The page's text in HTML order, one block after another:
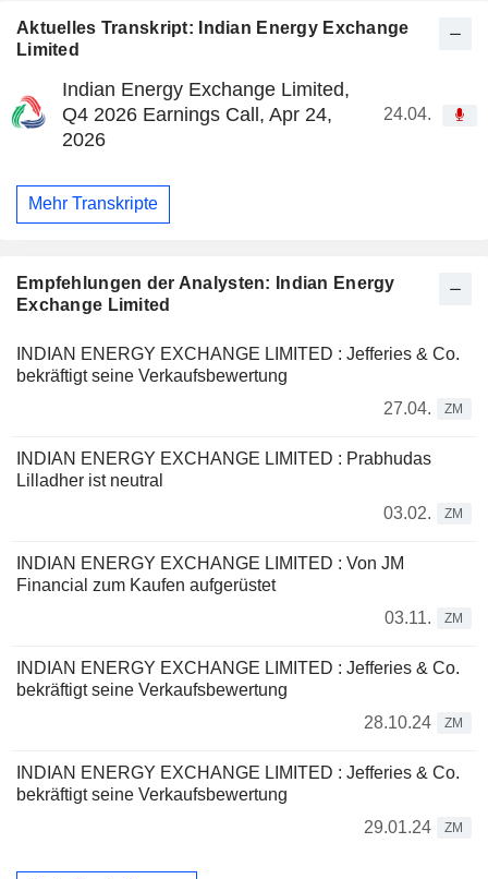
Aktuelles Transkript: Indian Energy Exchange
Limited
Indian Energy Exchange Limited,
Q4 2026 Earnings Call, Apr 24,
2026
24.04.
Mehr Transkripte
Empfehlungen der Analysten: Indian Energy
Exchange Limited
INDIAN ENERGY EXCHANGE LIMITED : Jefferies & Co.
bekräftigt seine Verkaufsbewertung
27.04.
ZM
INDIAN ENERGY EXCHANGE LIMITED : Prabhudas
Lilladher ist neutral
03.02.
ZM
INDIAN ENERGY EXCHANGE LIMITED : Von JM
Financial zum Kaufen aufgerüstet
03.11.
ZM
INDIAN ENERGY EXCHANGE LIMITED : Jefferies & Co.
bekräftigt seine Verkaufsbewertung
28.10.24
ZM
INDIAN ENERGY EXCHANGE LIMITED : Jefferies & Co.
bekräftigt seine Verkaufsbewertung
29.01.24
ZM